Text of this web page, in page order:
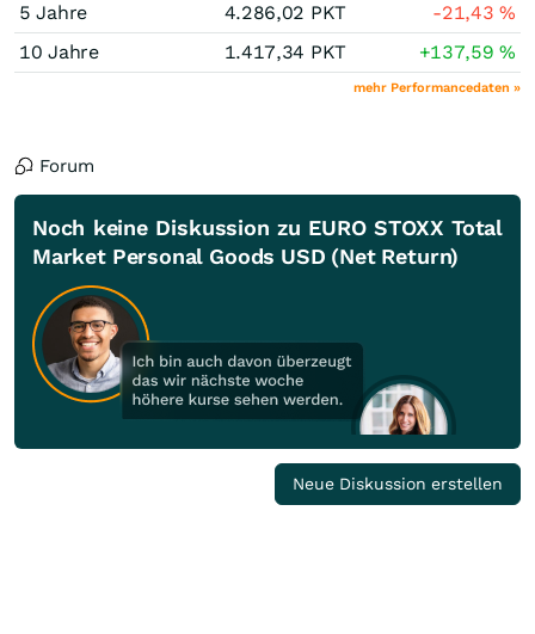
5 Jahre
4.286,02 PKT -21,43%
10 Jahre
1.417,34 PKT +137,59%
mehr Performancedaten »
Forum
Noch keine Diskussion zu EURO STOXX Total
Market Personal Goods USD (Net Return)
Neue Diskussion erstellen